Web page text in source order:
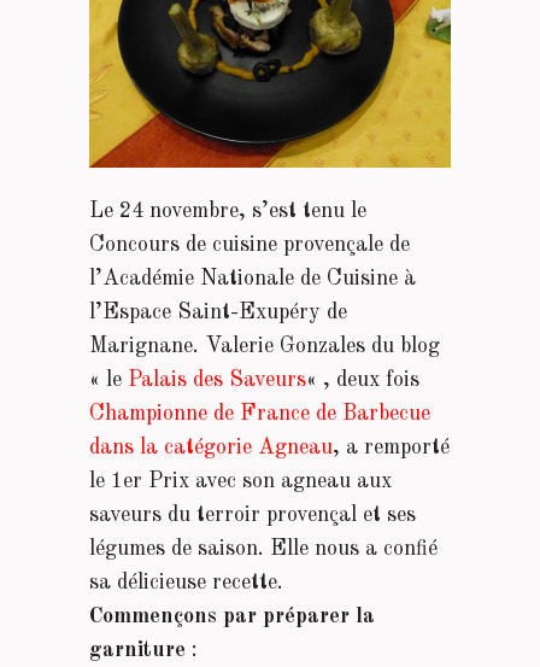
Le 24 novembre, s’est tenu le
Concours de cuisine provençale de
l’Académie Nationale de Cuisine à
l’Espace Saint-Exupéry de
Marignane. Valerie Gonzales du blog
« le Palais des Saveurs« , deux fois
Championne de France de Barbecue
dans la catégorie Agneau, a remporté
le 1er Prix avec son agneau aux
saveurs du terroir provençal et ses
légumes de saison. Elle nous a confié
sa délicieuse recette.
Commençons par préparer la
garniture :